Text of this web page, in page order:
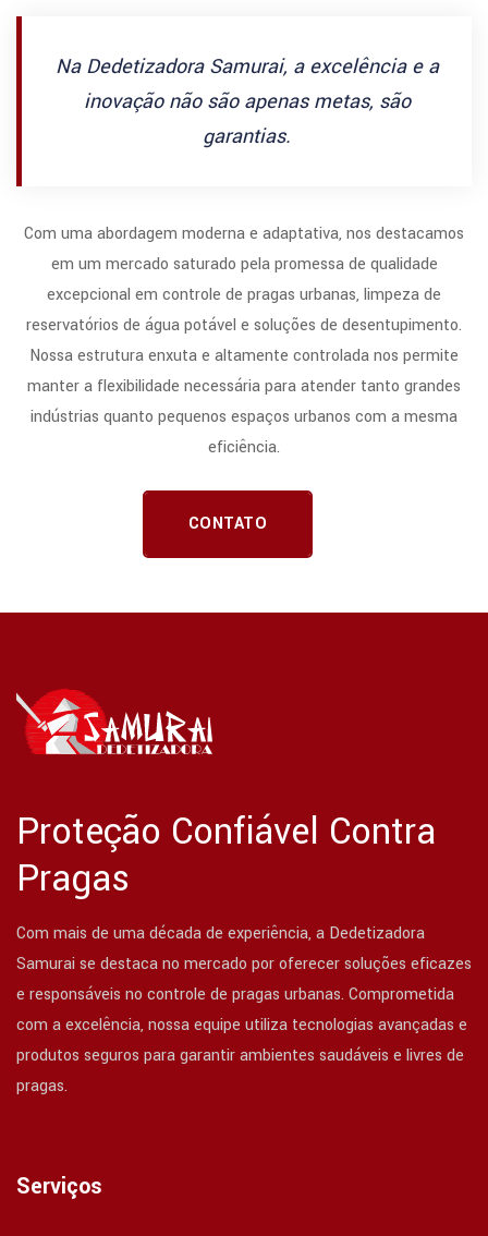
Na Dedetizadora Samurai, a excelência e a
inovação não são apenas metas, são
garantias.
Com uma abordagem moderna e adaptativa, nos destacamos
em um mercado saturado pela promessa de qualidade
excepcional em controle de pragas urbanas, limpeza de
reservatórios de água potável e soluções de desentupimento.
Nossa estrutura enxuta e altamente controlada nos permite
manter a flexibilidade necessária para atender tanto grandes
indústrias quanto pequenos espaços urbanos com a mesma
eficiência.
CONTATO
Proteção Confiável Contra
Pragas
Com mais de uma década de experiência, a Dedetizadora
Samurai se destaca no mercado por oferecer soluções eficazes
e responsáveis no controle de pragas urbanas. Comprometida
com a excelência, nossa equipe utiliza tecnologias avançadas e
produtos seguros para garantir ambientes saudáveis e livres de
pragas.
Serviços